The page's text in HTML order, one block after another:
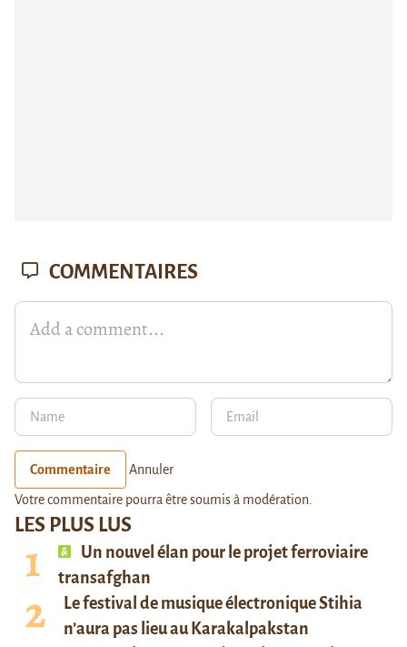
LES PLUS LUS
Un nouvel élan pour le projet ferroviaire
transafghan
Le festival de musique électronique Stihia
n’aura pas lieu au Karakalpakstan
COMMENTAIRES
Commentaire Annuler
Votre commentaire pourra être soumis à modération.